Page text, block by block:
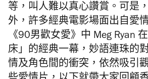
等，叫人難以真心讚賞。可是
外，許多經典電影場面出自愛
《90男歡女愛》中 Meg Ryan
床」的經典一幕，妙語連珠的
情及角色間的衝突，依然吸引